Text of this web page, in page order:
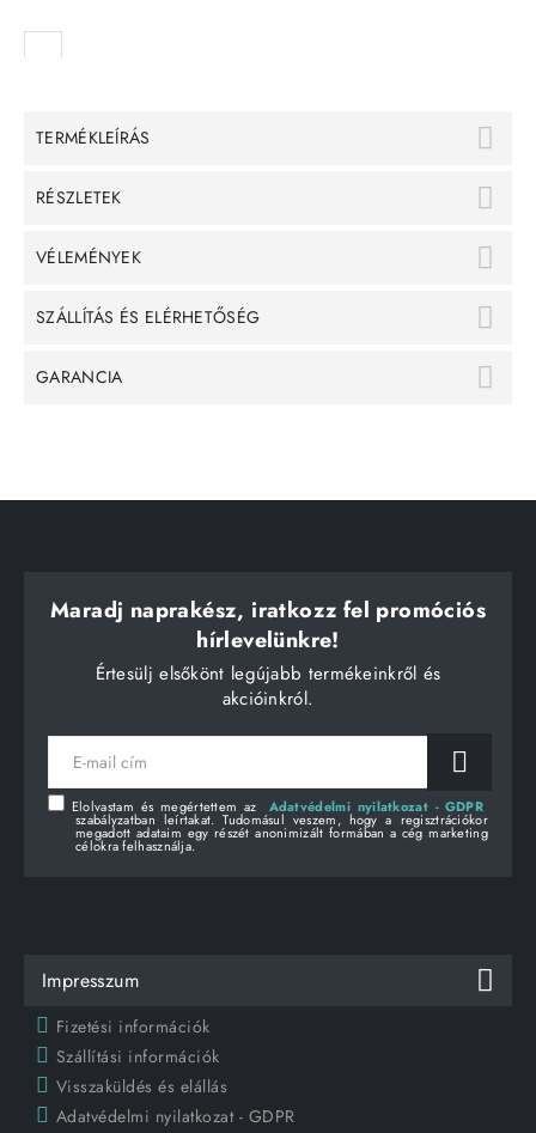
TERMÉKLEÍRÁS
RÉSZLETEK
VÉLEMÉNYEK
SZÁLLÍTÁS ÉS ELÉRHETŐSÉG
GARANCIA
Maradj naprakész, iratkozz fel promóciós
hírlevelünkre!
Értesülj elsőkönt legújabb termékeinkről és
akcióinkról.
E-
mail
Elolvastam és megértettem az Adatvédelmi nyilatkozat - GDPR
szabályzatban leírtakat. Tudomásul veszem, hogy a regisztrációkor
megadott adataim egy részét anonimizált formában a cég marketing
célokra felhasználja.
Impresszum
Fizetési információk
Szállítási információk
Visszaküldés és elállás
Adatvédelmi nyilatkozat - GDPR